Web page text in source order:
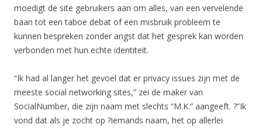
moedigt de site gebruikers aan om alles, van een vervelende
baan tot een taboe debat of een misbruik probleem te
kunnen bespreken zonder angst dat het gesprek kan worden
verbonden met hun echte identiteit.
“Ik had al langer het gevoel dat er privacy issues zijn met de
meeste social networking sites,” zei de maker van
SocialNumber, die zijn naam met slechts “M.K.” aangeeft. ?”Ik
vond dat als je zocht op ?iemands naam, het op allerlei